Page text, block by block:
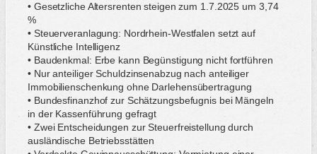
• Gesetzliche Altersrenten steigen zum 1.7.2025 um 3,74
%
• Steuerveranlagung: Nordrhein-Westfalen setzt auf
Künstliche Intelligenz
• Baudenkmal: Erbe kann Begünstigung nicht fortführen
• Nur anteiliger Schuldzinsenabzug nach anteiliger
Immobilienschenkung ohne Darlehensübertragung
• Bundesfinanzhof zur Schätzungsbefugnis bei Mängeln
in der Kassenführung gefragt
• Zwei Entscheidungen zur Steuerfreistellung durch
ausländische Betriebsstätten